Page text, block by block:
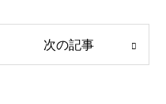
次の記事